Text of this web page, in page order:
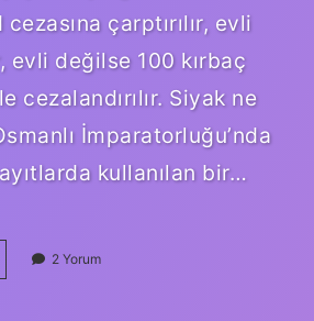
çarptırılır, evli
evli değilse 100 kırbaç
cezalandırılır. Siyak ne
İmparatorluğu’nda
kullanılan bir…
2 Yorum